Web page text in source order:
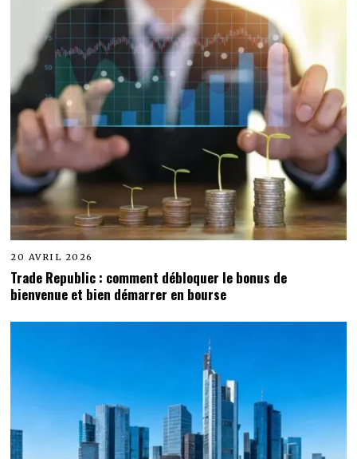
20 AVRIL 2026
Trade Republic : comment débloquer le bonus de
bienvenue et bien démarrer en bourse